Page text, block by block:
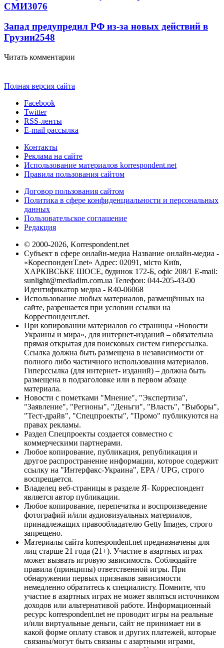
СМИ3076
Запад предупредил РФ из-за новых действий в
Грузии2548
Читать комментарии
Полная версия сайта
Facebook
Twitter
RSS-ленты
E-mail рассылка
Контакты
Реклама на сайте
Использование материалов korrespondent.net
Правила пользования сайтом
Договор пользования сайтом
Политика в сфере конфиденциальности и персональных
данных
Пользовательское соглашение
Редакция
© 2000-2026, Korrespondent.net
Субъект в сфере онлайн-медиа Название онлайн-медиа -
«КореспонденТ.net» Адрес: 02091, місто Київ,
ХАРКІВСЬКЕ ШОСЕ, будинок 172-Б, офіс 208/1 E-mail:
sunlight@mediadim.com.ua Телефон: 044-205-43-00
Идентификатор медиа - R40-06068
Использование любых материалов, размещённых на
сайте, разрешается при условии ссылки на
Корреспондент.net.
При копировании материалов со страницы «Новости
Украины и мира», для интернет-изданий – обязательна
прямая открытая для поисковых систем гиперссылка.
Ссылка должна быть размещена в независимости от
полного либо частичного использования материалов.
Гиперссылка (для интернет- изданий) – должна быть
размещена в подзаголовке или в первом абзаце
материала.
Новости с пометками "Мнение", "Экспертиза",
"Заявление", "Регионы", "Деньги", "Власть", "Выборы",
"Тест-драйв", "Спецпроекты", "Промо" публикуются на
правах рекламы.
Раздел Спецпроекты создается совместно с
коммерческими партнерами.
Любое копирование, публикация, републикация и
другое распространение информации, которое содержит
ссылку на "Интерфакс-Украина", EPA / UPG, строго
воспрещается.
Владелец веб-страницы в разделе Я- Корреспондент
является автор публикации.
Любое копирование, перепечатка и воспроизведение
фотографий и/или аудиовизуальных материалов,
принадлежащих правообладателю Getty Images, строго
запрещено.
Материалы сайта korrespondent.net предназначены для
лиц старше 21 года (21+). Участие в азартных играх
может вызвать игровую зависимость. Соблюдайте
правила (принципы) ответственной игры. При
обнаружении первых признаков зависимости
немедленно обратитесь к специалисту. Помните, что
участие в азартных играх не может являться источником
доходов или альтернативой работе. Информационный
ресурс korrespondent.net не проводит игры на реальные
и/или виртуальные деньги, сайт не принимает ни в
какой форме оплату ставок и других платежей, которые
связаны/могут быть связаны с азартными играми,